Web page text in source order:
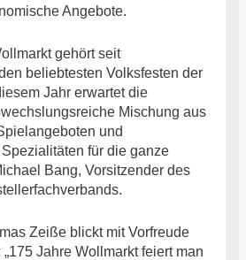
Angebote.
gehört seit
beliebtesten Volksfesten der
Jahr erwartet die
Mischung aus
und
für die ganze
Bang, Vorsitzender des
Zeiße blickt mit Vorfreude
Jahre Wollmarkt feiert man